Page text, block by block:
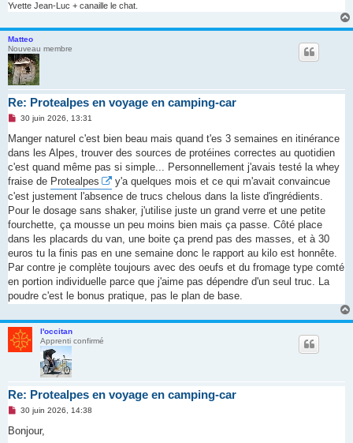
Yvette Jean-Luc + canaille le chat.
Matteo
Nouveau membre
Re: Protealpes en voyage en camping-car
M
s
a
g
n
o
n
l
u
30 juin 2026, 13:31
Manger naturel c'est bien beau mais quand t'es 3 semaines en itinérance
dans les Alpes, trouver des sources de protéines correctes au quotidien
c'est quand même pas si simple... Personnellement j'avais testé la whey
fraise de Protealpes
y'a quelques mois et ce qui m'avait convaincue
c'est justement l'absence de trucs chelous dans la liste d'ingrédients.
Pour le dosage sans shaker, j'utilise juste un grand verre et une petite
fourchette, ça mousse un peu moins bien mais ça passe. Côté place
dans les placards du van, une boite ça prend pas des masses, et à 30
euros tu la finis pas en une semaine donc le rapport au kilo est honnête.
Par contre je complète toujours avec des oeufs et du fromage type comté
en portion individuelle parce que j'aime pas dépendre d'un seul truc. La
poudre c'est le bonus pratique, pas le plan de base.
l'occitan
Apprenti confirmé
Re: Protealpes en voyage en camping-car
M
s
30 juin 2026, 14:38
Bonjour,